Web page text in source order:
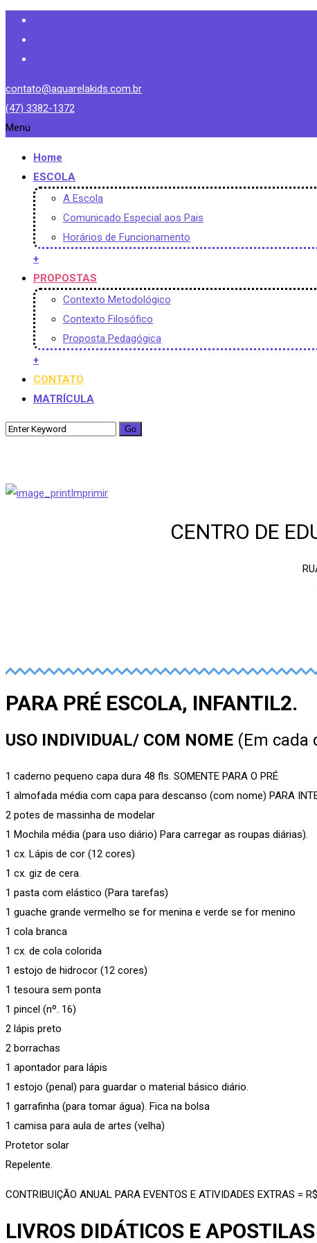
contato@aquarelakids.com.br
(47) 3382-1372
Menu
Home
ESCOLA
A Escola
Comunicado Especial aos Pais
Horários de Funcionamento
+
PROPOSTAS
Contexto Metodológico
Contexto Filosófico
Proposta Pedagógica
+
CONTATO
MATRÍCULA
Imprimir
CENTRO DE
PARA PRÉ ESCOLA, INFANTIL2.
USO INDIVIDUAL/ COM NOME (Em cada
1 caderno pequeno capa dura 48 fls. SOMENTE PARA O PRÉ
1 almofada média com capa para descanso (com nome) PARA
2 potes de massinha de modelar
1 Mochila média (para uso diário) Para carregar as roupas diárias).
1 cx. Lápis de cor (12 cores)
1 cx. giz de cera.
1 pasta com elástico (Para tarefas)
1 guache grande vermelho se for menina e verde se for menino
1 cola branca
1 cx. de cola colorida
1 estojo de hidrocor (12 cores)
1 tesoura sem ponta
1 pincel (nº. 16)
2 lápis preto
2 borrachas
1 apontador para lápis
1 estojo (penal) para guardar o material básico diário.
1 garrafinha (para tomar água). Fica na bolsa
1 camisa para aula de artes (velha)
Protetor solar
Repelente.
CONTRIBUIÇÃO ANUAL PARA EVENTOS E ATIVIDADES EXTRAS =
LIVROS DIDÁTICOS E